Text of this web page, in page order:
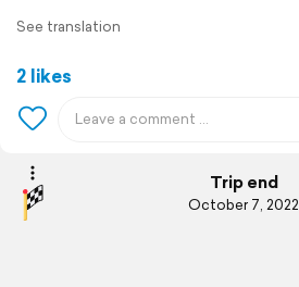
See translation
2 likes
Trip end
October 7, 2022